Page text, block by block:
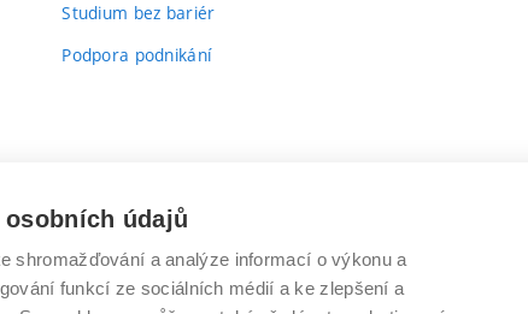
Studium bez bariér
Podpora podnikání
VYSOKÉ UČENÍ TECHNICKÉ V BRNĚ
údajů
shromažďování a analýze informací o výkonu a
funkcí ze sociálních médií a ke zlepšení a